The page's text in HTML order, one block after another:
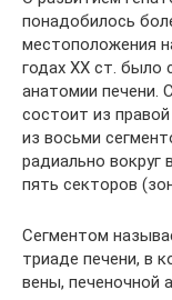
понадобилось
местоположения
годах XX ст. было
анатомии печени.
состоит из
из восьми
радиально вокруг
пять секторов
Сегментом
триаде печени, в
вены, печеночной